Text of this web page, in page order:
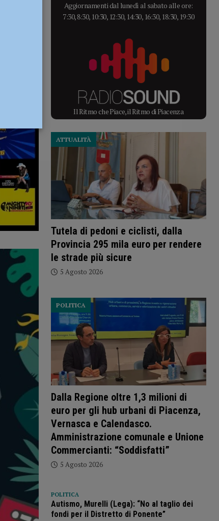
Aggiornamenti dal lunedì al sabato alle ore:
7:30, 8:30, 10:30, 12:30, 14:30, 16:30, 18:30, 19:30
Il Ritmo che Piace, il Ritmo di Piacenza
Tutela di pedoni e ciclisti, dalla
Provincia 295 mila euro per rendere
le strade più sicure
ATTUALITÀ
5 Agosto 2026
Dalla Regione oltre 1,3 milioni di
euro per gli hub urbani di Piacenza,
Vernasca e Calendasco.
Amministrazione comunale e Unione
Commercianti: “Soddisfatti”
POLITICA
5 Agosto 2026
POLITICA
Autismo, Murelli (Lega): “No al taglio dei
fondi per il Distretto di Ponente”